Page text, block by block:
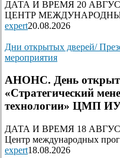
ДАТА И ВРЕМЯ 20
ЦЕНТР
expert20.08.2026
Дни открытых дверей/
мероприятия
АНОНС. День
«Стратегический
технологии» ЦМП
ДАТА И ВРЕМЯ 18
Центр международных
expert18.08.2026